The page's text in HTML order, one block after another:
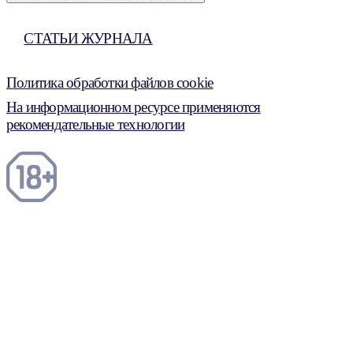
СТАТЬИ ЖУРНАЛА
Политика обработки файлов cookie
На информационном ресурсе применяются
рекомендательные технологии